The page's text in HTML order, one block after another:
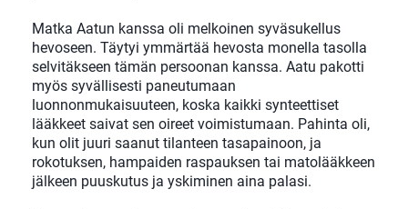
Matka Aatun kanssa oli melkoinen syväsukellus
hevoseen. Täytyi ymmärtää hevosta monella tasolla
selvitäkseen tämän persoonan kanssa. Aatu pakotti
myös syvällisesti paneutumaan
luonnonmukaisuuteen, koska kaikki synteettiset
lääkkeet saivat sen oireet voimistumaan. Pahinta oli,
kun olit juuri saanut tilanteen tasapainoon, ja
rokotuksen, hampaiden raspauksen tai matolääkkeen
jälkeen puuskutus ja yskiminen aina palasi.